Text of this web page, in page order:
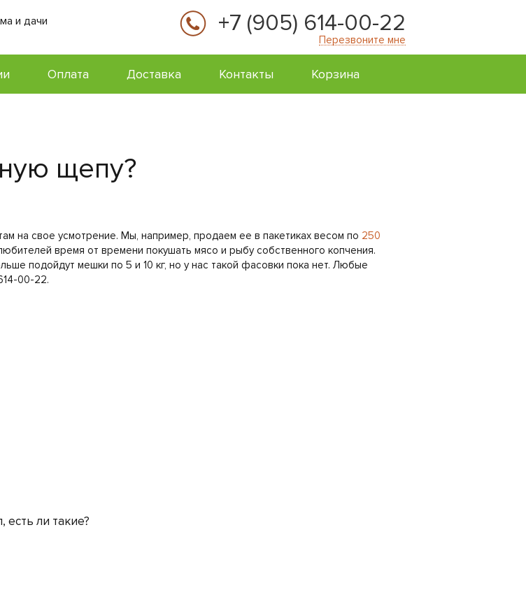
и дачи +7 (905) 614-00-22
Перезвоните мне
Оплата Доставка Контакты Корзина
щепу?
на свое усмотрение. Мы, например, продаем ее в пакетиках весом по 250
время от времени покушать мясо и рыбу собственного копчения.
подойдут мешки по 5 и 10 кг, но у нас такой фасовки пока нет. Любые
00-22.
ли такие?